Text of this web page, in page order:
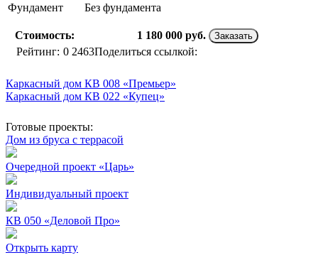
Фундамент Без фундамента
Стоимость: 1 180 000руб. Заказать
Рейтинг: 0 2463Поделиться ссылкой:
Каркасный дом КВ 008 «Премьер»
Каркасный дом КВ 022 «Купец»
Готовые проекты:
Дом из бруса с террасой
Очередной проект «Царь»
Индивидуальный проект
КВ 050 «Деловой Про»
Открыть карту